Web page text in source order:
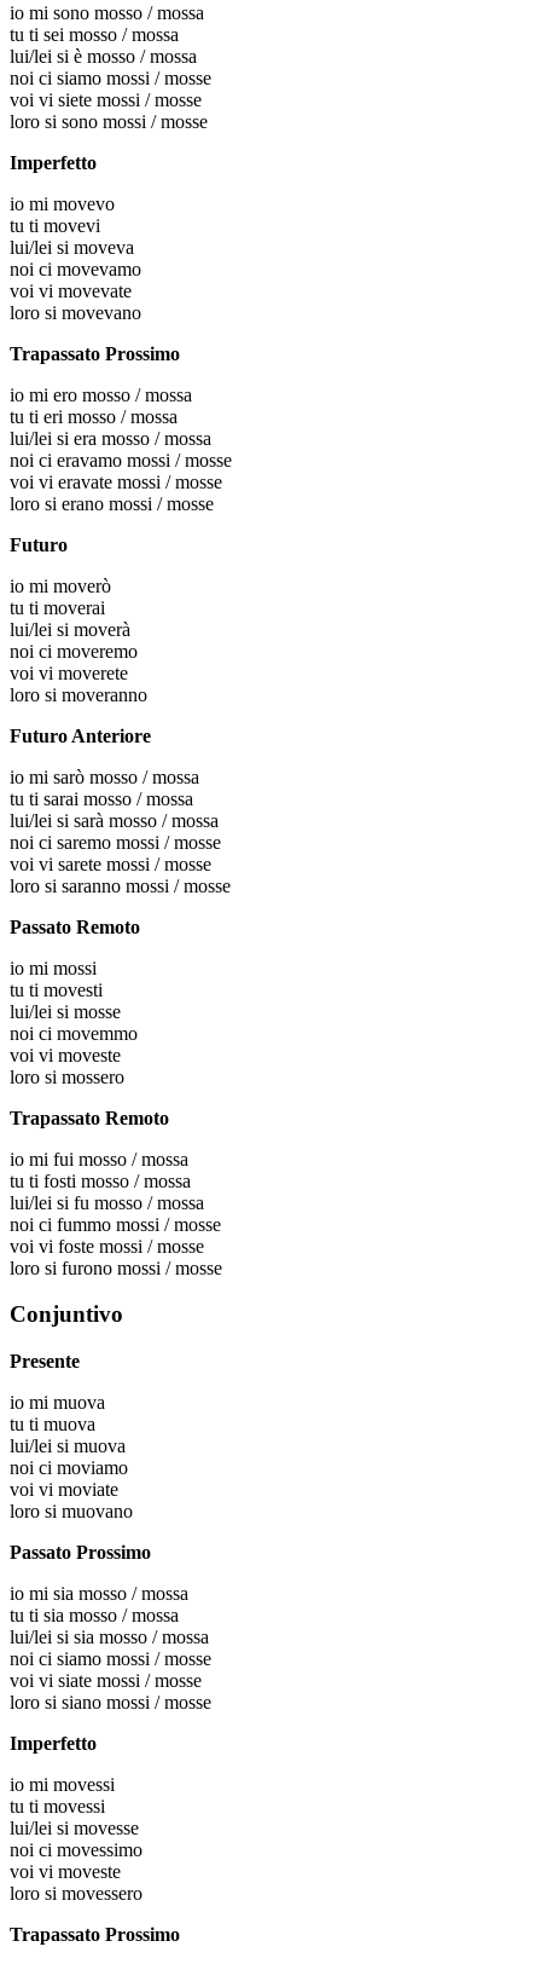
io mi sono mosso / mossa
tu ti sei mosso / mossa
lui/lei si è mosso / mossa
noi ci siamo mossi / mosse
voi vi siete mossi / mosse
loro si sono mossi / mosse
Imperfetto
io mi movevo
tu ti movevi
lui/lei si moveva
noi ci movevamo
voi vi movevate
loro si movevano
Trapassato Prossimo
io mi ero mosso / mossa
tu ti eri mosso / mossa
lui/lei si era mosso / mossa
noi ci eravamo mossi / mosse
voi vi eravate mossi / mosse
loro si erano mossi / mosse
Futuro
io mi moverò
tu ti moverai
lui/lei si moverà
noi ci moveremo
voi vi moverete
loro si moveranno
Futuro Anteriore
io mi sarò mosso / mossa
tu ti sarai mosso / mossa
lui/lei si sarà mosso / mossa
noi ci saremo mossi / mosse
voi vi sarete mossi / mosse
loro si saranno mossi / mosse
Passato Remoto
io mi mossi
tu ti movesti
lui/lei si mosse
noi ci movemmo
voi vi moveste
loro si mossero
Trapassato Remoto
io mi fui mosso / mossa
tu ti fosti mosso / mossa
lui/lei si fu mosso / mossa
noi ci fummo mossi / mosse
voi vi foste mossi / mosse
loro si furono mossi / mosse
Conjuntivo
Presente
io mi muova
tu ti muova
lui/lei si muova
noi ci moviamo
voi vi moviate
loro si muovano
Passato Prossimo
io mi sia mosso / mossa
tu ti sia mosso / mossa
lui/lei si sia mosso / mossa
noi ci siamo mossi / mosse
voi vi siate mossi / mosse
loro si siano mossi / mosse
Imperfetto
io mi movessi
tu ti movessi
lui/lei si movesse
noi ci movessimo
voi vi moveste
loro si movessero
Trapassato Prossimo